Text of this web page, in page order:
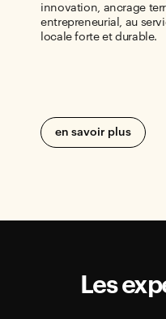
innovation, ancrage
entrepreneurial, au
locale forte et durable.
en savoir plus
Les